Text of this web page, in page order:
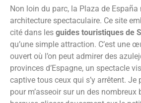
Non loin du parc, la Plaza de España
architecture spectaculaire. Ce site
cité dans les guides touristiques de
qu’une simple attraction. C’est une
ouvert où l’on peut admirer des
provinces d’Espagne, un spectacle
captive tous ceux qui s’y arrêtent. Je
pour m’asseoir sur un des nombreux